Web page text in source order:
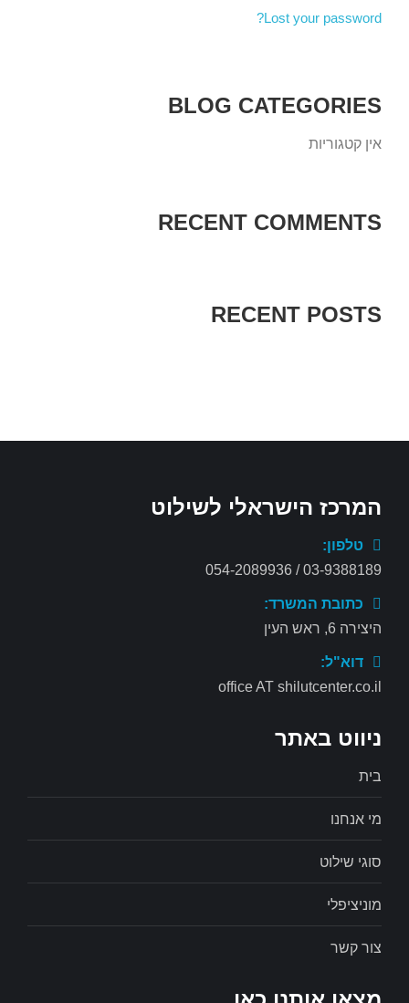
Lost your password?
BLOG CATEGORIES
אין קטגוריות
RECENT COMMENTS
RECENT POSTS
המרכז הישראלי לשילוט
טלפון:
03-9388189 / 054-2089936
כתובת המשרד:
היצירה 6, ראש העין
דוא"ל:
office AT shilutcenter.co.il
ניווט באתר
בית
מי אנחנו
סוגי שילוט
מוניציפלי
צור קשר